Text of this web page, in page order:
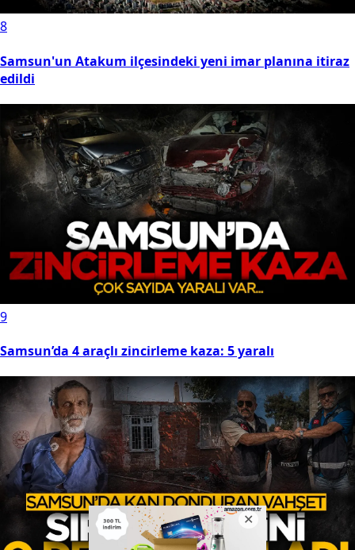
8
Samsun'un Atakum ilçesindeki yeni imar planına itiraz
edildi
9
Samsun’da 4 araçlı zincirleme kaza: 5 yaralı